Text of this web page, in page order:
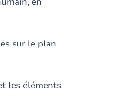
sur le plan
les éléments